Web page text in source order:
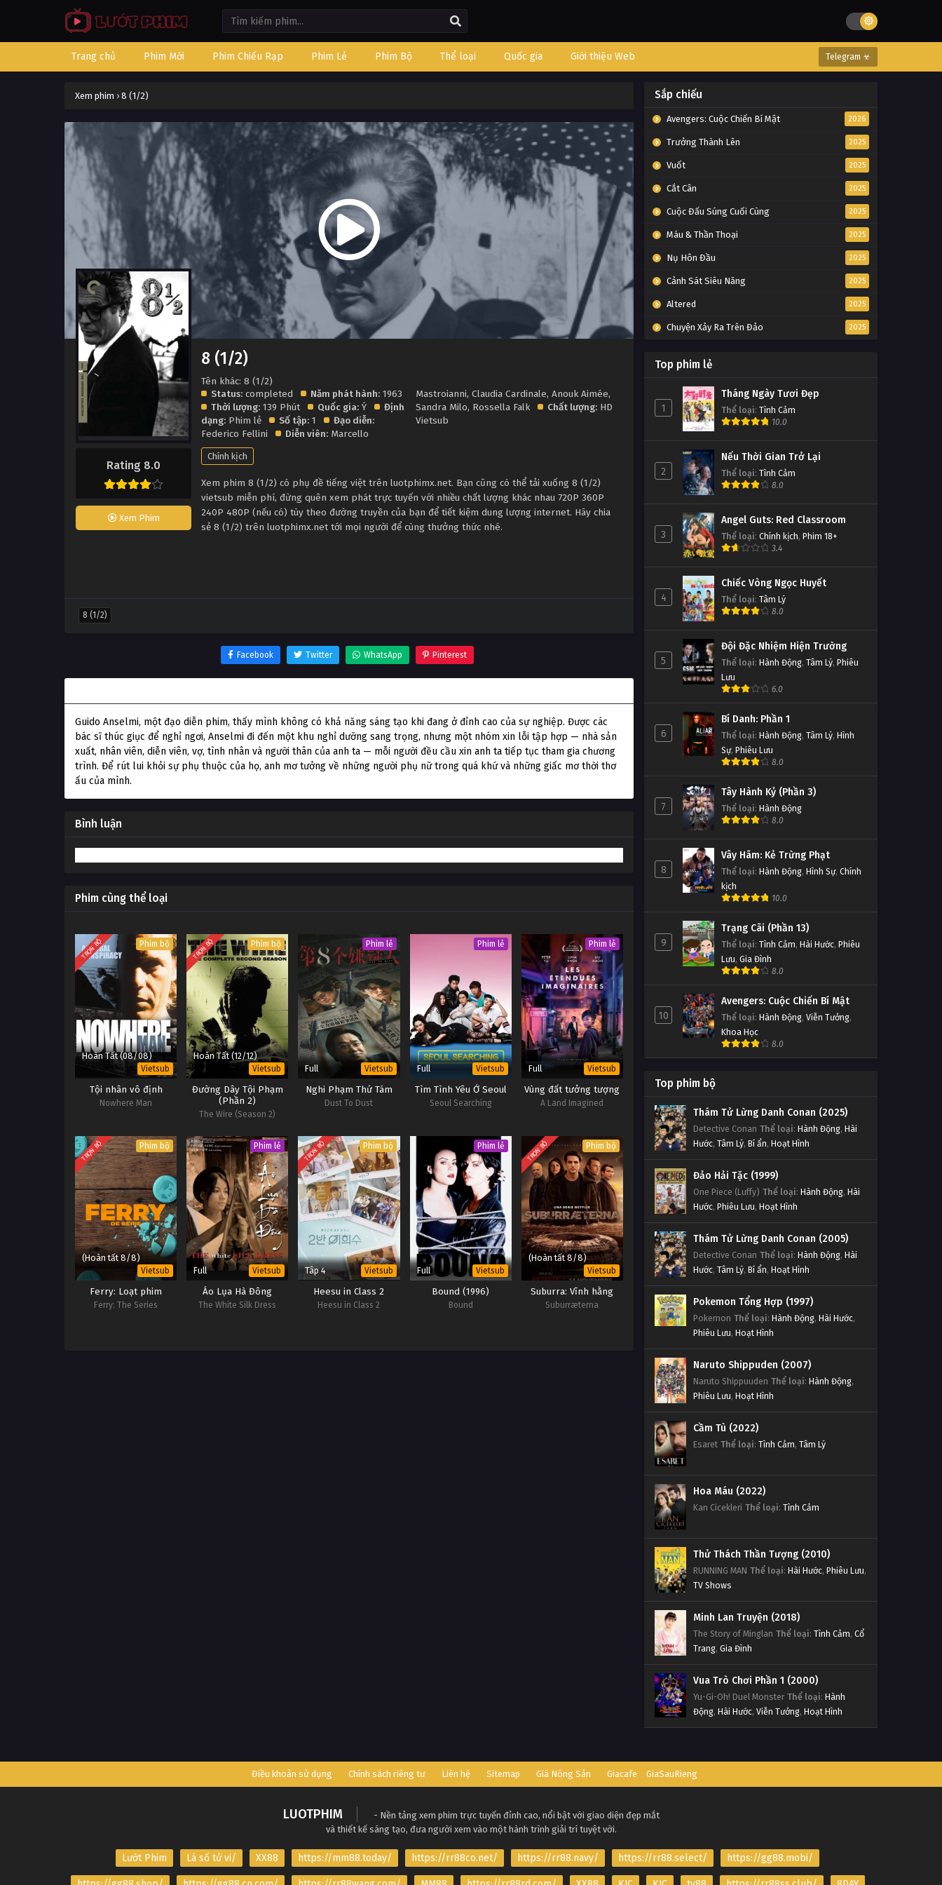
Trang chủ Phim Mới Phim Chiếu Rạp Phim Lẻ Phim Bộ Thể loại Quốc gia Giới thiệu Web Telegram ☣
Xem phim › 8 (1/2)
Rating 8.0
Xem Phim
8 (1/2)
Tên khác: 8 (1/2)
Status: completed Năm phát hành: 1963
Thời lượng: 139 Phút Quốc gia: Ý
Định
dạng: Phim lẻ Số tập: 1
Đạo diễn:
Federico Fellini
Diễn viên: Marcello
Mastroianni, Claudia Cardinale, Anouk Aimée,
Sandra Milo, Rossella Falk Chất lượng:HD
Vietsub
Chính kịch
Xem phim 8 (1/2) có phụ đề tiếng việt trên luotphimx.net. Bạn cũng có thể tải xuống 8 (1/2)
vietsub miễn phí, đừng quên xem phát trực tuyến với nhiều chất lượng khác nhau 720P 360P
240P 480P (nếu có) tùy theo đường truyền của bạn để tiết kiệm dung lượng internet. Hãy chia
sẻ 8 (1/2) trên luotphimx.net tới mọi người để cùng thưởng thức nhé.
8 (1/2)
Facebook Twitter WhatsApp Pinterest
Guido Anselmi, một đạo diễn phim, thấy mình không có khả năng sáng tạo khi đang ở đỉnh cao của sự nghiệp. Được các
bác sĩ thúc giục để nghỉ ngơi, Anselmi đi đến một khu nghỉ dưỡng sang trọng, nhưng một nhóm xin lỗi tập hợp — nhà sản
xuất, nhân viên, diễn viên, vợ, tình nhân và người thân của anh ta — mỗi người đều cầu xin anh ta tiếp tục tham gia chương
trình. Để rút lui khỏi sự phụ thuộc của họ, anh mơ tưởng về những người phụ nữ trong quá khứ và những giấc mơ thời thơ
ấu của mình.
Bình luận
Phim cùng thể loại
TRỌN BỘ Phim bộ
Hoàn Tất (08/08)
Vietsub
Tội nhân vô định
Nowhere Man
TRỌN BỘ Phim bộ
Hoàn Tất (12/12)
Vietsub
Đường Dây Tội Phạm
(Phần 2)
The Wire (Season 2)
Phim lẻ
Full Vietsub
Nghi Phạm Thứ Tám
Dust To Dust
Phim lẻ
Full Vietsub
Tìm Tình Yêu Ở Seoul
Seoul Searching
Phim lẻ
Full Vietsub
Vùng đất tưởng tượng
A Land Imagined
TRỌN BỘ Phim bộ
(Hoàn tất 8/8)
Vietsub
Ferry: Loạt phim
Ferry: The Series
Phim lẻ
Full Vietsub
Áo Lụa Hà Đông
The White Silk Dress
TRỌN BỘ Phim bộ
Tâp 4 Vietsub
Heesu in Class 2
Heesu in Class 2
Phim lẻ
Full Vietsub
Bound (1996)
Bound
TRỌN BỘ Phim bộ
(Hoàn tất 8/8)
Vietsub
Suburra: Vĩnh hằng
Suburræterna
Sắp chiếu
Avengers: Cuộc Chiến Bí Mật 2026
Trưởng Thành Lên 2025
Vuốt 2025
Cắt Cân 2025
Cuộc Đấu Súng Cuối Cùng 2025
Máu & Thần Thoại 2025
Nụ Hôn Đầu 2025
Cảnh Sát Siêu Năng 2025
Altered 2025
Chuyện Xảy Ra Trên Đảo 2025
Top phim lẻ
1
Tháng Ngày Tươi Đẹp
Thể loại: Tình Cảm
10.0
2
Nếu Thời Gian Trở Lại
Thể loại: Tình Cảm
8.0
3
Angel Guts: Red Classroom
Thể loại: Chính kịch, Phim 18+
3.4
4
Chiếc Vòng Ngọc Huyết
Thể loại: Tâm Lý
8.0
5
Đội Đặc Nhiệm Hiện Trường
Thể loại: Hành Động, Tâm Lý, Phiêu
Lưu
6.0
6
Bí Danh: Phần 1
Thể loại: Hành Động, Tâm Lý, Hình
Sự, Phiêu Lưu
8.0
7
Tây Hành Kỷ (Phần 3)
Thể loại: Hành Động
8.0
8
Vây Hãm: Kẻ Trừng Phạt
Thể loại: Hành Động, Hình Sự, Chính
kịch
10.0
9
Trạng Cãi (Phần 13)
Thể loại: Tình Cảm, Hài Hước, Phiêu
Lưu, Gia Đình
8.0
10
Avengers: Cuộc Chiến Bí Mật
Thể loại: Hành Động, Viễn Tưởng,
Khoa Học
8.0
Top phim bộ
Thám Tử Lừng Danh Conan (2025)
Detective Conan Thể loại: Hành Động, Hài
Hước, Tâm Lý, Bí ẩn, Hoạt Hình
Đảo Hải Tặc (1999)
One Piece (Luffy) Thể loại: Hành Động, Hài
Hước, Phiêu Lưu, Hoạt Hình
Thám Tử Lừng Danh Conan (2005)
Detective Conan Thể loại: Hành Động, Hài
Hước, Tâm Lý, Bí ẩn, Hoạt Hình
Pokemon Tổng Hợp (1997)
Pokemon Thể loại: Hành Động, Hài Hước,
Phiêu Lưu, Hoạt Hình
Naruto Shippuden (2007)
Naruto Shippuuden Thể loại: Hành Động,
Phiêu Lưu, Hoạt Hình
Cầm Tù (2022)
Esaret Thể loại: Tình Cảm, Tâm Lý
Hoa Máu (2022)
Kan Cicekleri Thể loại: Tình Cảm
Thử Thách Thần Tượng (2010)
RUNNING MAN Thể loại: Hài Hước, Phiêu Lưu,
TV Shows
Minh Lan Truyện (2018)
The Story of Minglan Thể loại: Tình Cảm, Cổ
Trang, Gia Đình
Vua Trò Chơi Phần 1 (2000)
Yu-Gi-Oh! Duel Monster Thể loại: Hành
Động, Hài Hước, Viễn Tưởng, Hoạt Hình
Điều khoản sử dụng Chính sách riêng tư Liên hệ Sitemap Giá Nông Sản Giacafe GiaSauRieng
LUOTPHIM
- Nền tảng xem phim trực tuyến đỉnh cao, nổi bật với giao diện đẹp mắt
và thiết kế sáng tạo, đưa người xem vào một hành trình giải trí tuyệt vời.
Lướt Phim Lá số tử vi/ XX88 https://mm88.today/ https://rr88co.net/ https://rr88.navy/ https://rr88.select/ https://gg88.mobi/